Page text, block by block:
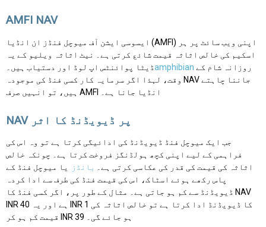
AMFI NAV
ایسوسی ایشن آف میوچل فنڈز ان انڈیا (AMFI) اپنی ویب سائٹ پر ہر
اسکیم کی خالص اثاثہ قیمت شائع کرتی ہے۔ نیٹ اثاثہ ویلیو کے یہ
ڈیٹا پوائنٹس اپ لوڈ اور دستیاب ہیں۔amphibian
وقت، لہذا اگر سرمایہ کار کسی فنڈ کی موجودہ NAV جاننا چاہتے
ہیں، تو انہیں صرف AMFI انڈیا جانا ہے۔
NAV پر ڈیویڈنڈ کا اثر
جب ایک میوچل فنڈ ڈیویڈنڈ کی ادائیگی کرتا ہے تو وہ اس کی
فراہمی کے لیے اپنی کچھ ہولڈنگز فروخت کرتا ہے۔ چونکہ خالص
اثاثہ کی قیمت کی قدر کی عکاسی کرتی ہے۔ بانڈز
یا میوچل فنڈ کے
پاس رکھے ہوئے اسٹاک، اس کی قیمت فنڈ کی طرف سے ادا کردہ
ڈیویڈنڈ سے کم ہو جاتی ہے۔ مثال کے طور پر، اگر کسی فنڈ کا NAV
INR 40 ہے اور یہ INR 1 کا ڈیویڈنڈ ادا کرتا ہے تو خالص اثاثہ کی
قیمت کم ہو کر INR 39 ہو جائے گی۔